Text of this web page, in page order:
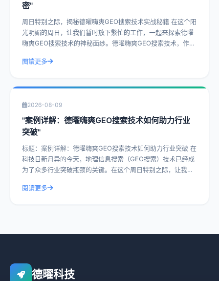
密"
周日特别之际，揭秘德曜嗨爽GEO搜索技术实战秘籍 在这个阳
光明媚的周日，让我们暂时放下繁忙的工作，一起来探索德曜
嗨爽GEO搜索技术的神秘面纱。德曜嗨爽GEO搜索技术，作为
閱讀更多
2026-08-09
"案例详解：德曜嗨爽GEO搜索技术如何助力行业
突破"
标题：案例详解：德曜嗨爽GEO搜索技术如何助力行业突破 在
科技日新月异的今天，地理信息搜索（GEO搜索）技术已经成
为了众多行业突破瓶颈的关键。在这个周日特别之际，让我们
閱讀更多
德曜科技